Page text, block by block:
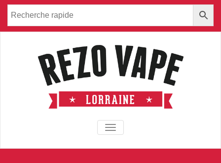
TOGGLE NAVIGATION